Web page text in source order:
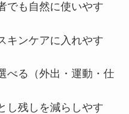
でも自然に使いやす
キンケアに入れやす
べる（外出・運動・仕
し残しを減らしやす